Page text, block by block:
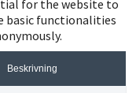
for the website to
basic functionalities
Beskrivning